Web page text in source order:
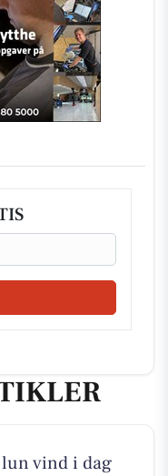
vind i dag